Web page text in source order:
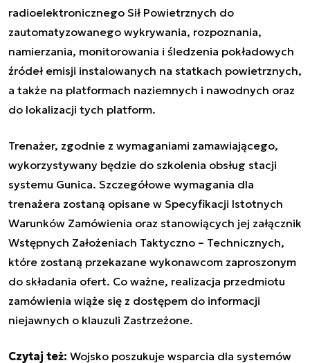
radioelektronicznego Sił Powietrznych do
zautomatyzowanego wykrywania, rozpoznania,
namierzania, monitorowania i śledzenia pokładowych
źródeł emisji instalowanych na statkach powietrznych,
a także na platformach naziemnych i nawodnych oraz
do lokalizacji tych platform.
Trenażer, zgodnie z wymaganiami zamawiającego,
wykorzystywany będzie do szkolenia obsług stacji
systemu Gunica. Szczegółowe wymagania dla
trenażera zostaną opisane w Specyfikacji Istotnych
Warunków Zamówienia oraz stanowiących jej załącznik
Wstępnych Założeniach Taktyczno – Technicznych,
które zostaną przekazane wykonawcom zaproszonym
do składania ofert. Co ważne, realizacja przedmiotu
zamówienia wiąże się z dostępem do informacji
niejawnych o klauzuli Zastrzeżone.
Czytaj też: Wojsko poszukuje wsparcia dla systemów